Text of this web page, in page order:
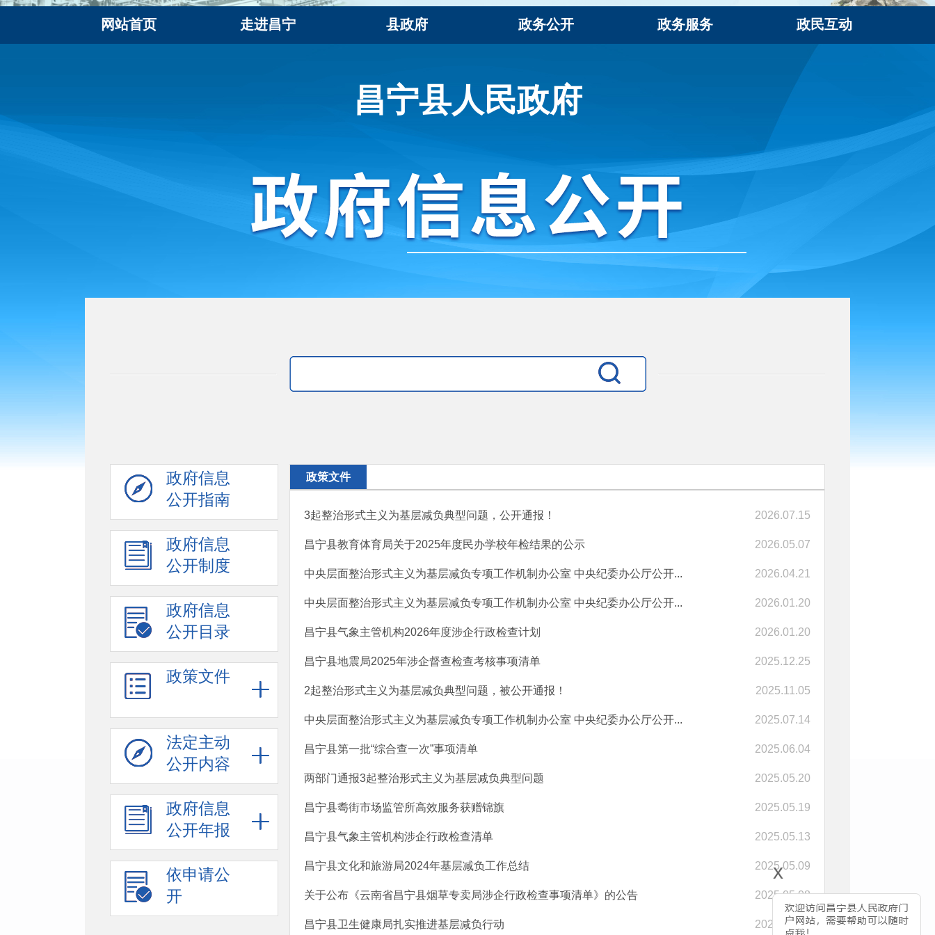
x
网站首页 走进昌宁 县政府 政务公开 政务服务 政民互动
昌宁县人民政府
政府信息
公开指南
政府信息
公开制度
政府信息
公开目录
政策文件
法定主动
公开内容
政府信息
公开年报
依申请公
开
政策文件
3起整治形式主义为基层减负典型问题，公开通报！ 2026.07.15
昌宁县教育体育局关于2025年度民办学校年检结果的公示 2026.05.07
中央层面整治形式主义为基层减负专项工作机制办公室 中央纪委办公厅公开... 2026.04.21
中央层面整治形式主义为基层减负专项工作机制办公室 中央纪委办公厅公开... 2026.01.20
昌宁县气象主管机构2026年度涉企行政检查计划 2026.01.20
昌宁县地震局2025年涉企督查检查考核事项清单 2025.12.25
2起整治形式主义为基层减负典型问题，被公开通报！ 2025.11.05
中央层面整治形式主义为基层减负专项工作机制办公室 中央纪委办公厅公开... 2025.07.14
昌宁县第一批“综合查一次”事项清单 2025.06.04
两部门通报3起整治形式主义为基层减负典型问题 2025.05.20
昌宁县耈街市场监管所高效服务获赠锦旗 2025.05.19
昌宁县气象主管机构涉企行政检查清单 2025.05.13
昌宁县文化和旅游局2024年基层减负工作总结 2025.05.09
关于公布《云南省昌宁县烟草专卖局涉企行政检查事项清单》的公告 2025.05.08
昌宁县卫生健康局扎实推进基层减负行动 2025.04.17